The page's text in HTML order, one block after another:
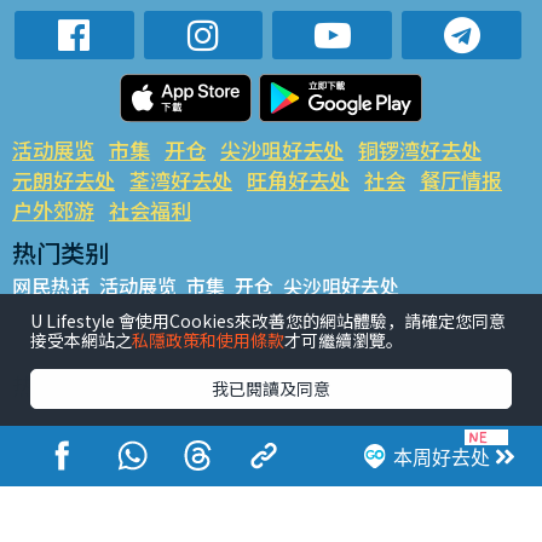
本周好去处
活动展览 市集 开仓 尖沙咀好去处 铜锣湾好去处
元朗好去处 荃湾好去处 旺角好去处 社会 餐厅情报
户外郊游 社会福利
热门类别
网民热话 活动展览 市集 开仓 尖沙咀好去处
铜锣湾好去处 元朗好去处 荃湾好去处 旺角好去处 社会
餐厅情报 户外郊游
热门标签
#UGO揾好去处 #人气活动推介 #美食社群热话
#亲子玩乐好去处
#ULifestyle应用程式
#限时抢
#UJetso礼物放送
#ULifestyle商户中心 #著数 #网络热话
U Lifestyle 會使用Cookies來改善您的網站體驗，請確定您同意
接受本網站之私隱政策和使用條款才可繼續瀏覽。
我已閱讀及同意